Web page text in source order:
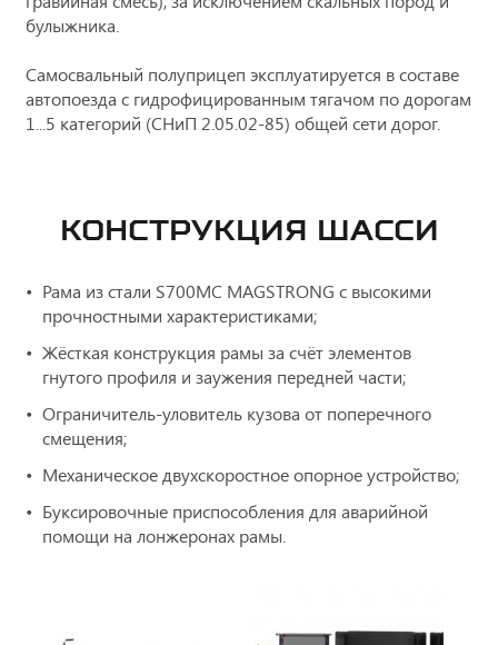
булыжника.
Самосвальный полуприцеп эксплуатируется в составе
автопоезда с гидрофицированным тягачом по дорогам
1...5 категорий (СНиП 2.05.02-85) общей сети дорог.
КОНСТРУКЦИЯ ШАССИ
Рама из стали S700MС MAGSTRONG с высокими
прочностными характеристиками;
Жёсткая конструкция рамы за счёт элементов
гнутого профиля и заужения передней части;
Ограничитель-уловитель кузова от поперечного
смещения;
Механическое двухскоростное опорное устройство;
Буксировочные приспособления для аварийной
помощи на лонжеронах рамы.